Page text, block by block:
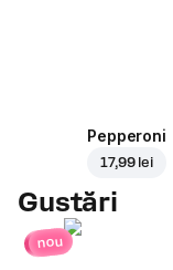
Pepperoni
17,99 lei
Gustări
nou